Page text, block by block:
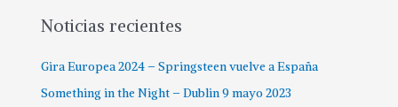
Noticias recientes
Gira Europea 2024 – Springsteen vuelve a España
Something in the Night – Dublin 9 mayo 2023